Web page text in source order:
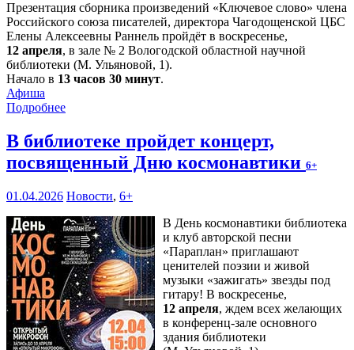
Презентация сборника произведений «Ключевое слово» члена
Российского союза писателей, директора Чагодощенской ЦБС
Елены Алексеевны Раннель пройдёт в воскресенье,
12 апреля, в зале № 2 Вологодской областной научной
библиотеки (М. Ульяновой, 1).
Начало в 13 часов 30 минут.
Афиша
Подробнее
В библиотеке пройдет концерт,
посвященный Дню космонавтики 6+
01.04.2026 Новости, 6+
В День космонавтики библиотека
и клуб авторской песни
«Параплан» приглашают
ценителей поэзии и живой
музыки «зажигать» звезды под
гитару! В воскресенье,
12 апреля, ждем всех желающих
в конференц-зале основного
здания библиотеки